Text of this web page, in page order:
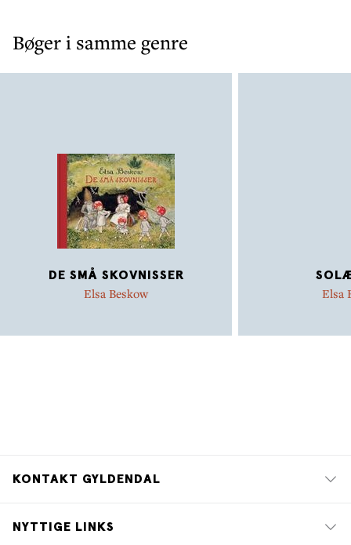
Bøger i samme genre
DE SMÅ SKOVNISSER
Elsa Beskow Elsa
KONTAKT GYLDENDAL
NYTTIGE LINKS